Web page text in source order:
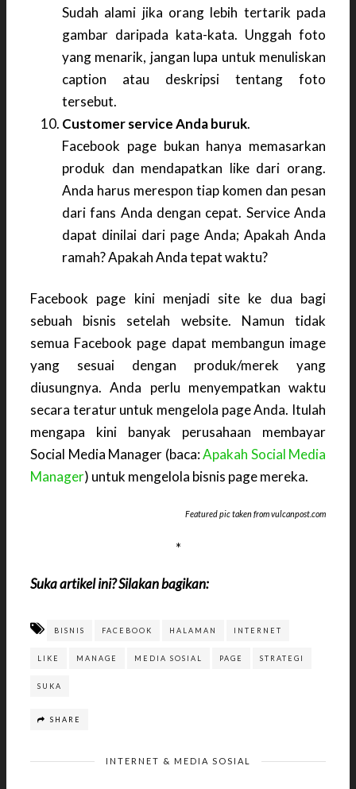
Sudah alami jika orang lebih tertarik pada
gambar daripada kata-kata. Unggah foto
yang menarik, jangan lupa untuk menuliskan
caption atau deskripsi tentang foto
tersebut.
Customer service Anda buruk.
Facebook page bukan hanya memasarkan
produk dan mendapatkan like dari orang.
Anda harus merespon tiap komen dan pesan
dari fans Anda dengan cepat. Service Anda
dapat dinilai dari page Anda; Apakah Anda
ramah? Apakah Anda tepat waktu?
Facebook page kini menjadi site ke dua bagi
sebuah bisnis setelah website. Namun tidak
semua Facebook page dapat membangun image
yang sesuai dengan produk/merek yang
diusungnya. Anda perlu menyempatkan waktu
secara teratur untuk mengelola page Anda. Itulah
mengapa kini banyak perusahaan membayar
Social Media Manager (baca:Apakah Social Media
Manager) untuk mengelola bisnis page mereka.
Featured pic taken from vulcanpost.com
*
Suka artikel ini? Silakan bagikan:
BISNIS FACEBOOK HALAMAN INTERNET
LIKE MANAGE MEDIA SOSIAL PAGE STRATEGI
SUKA
SHARE
INTERNET & MEDIA SOSIAL